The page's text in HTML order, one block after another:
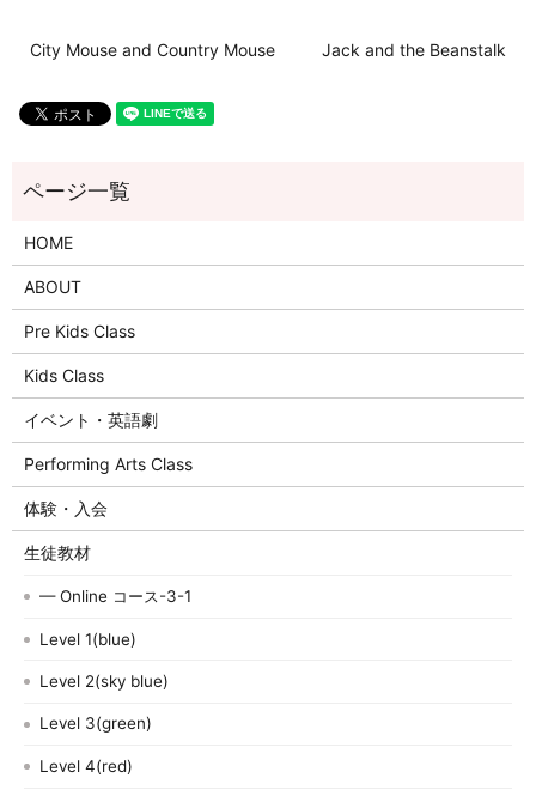
City Mouse and Country Mouse Jack and the Beanstalk
HOME
ABOUT
Pre Kids Class
Kids Class
イベント・英語劇
Performing Arts Class
体験・入会
生徒教材
— Online コース-3-1
Level 1(blue)
Level 2(sky blue)
Level 3(green)
Level 4(red)